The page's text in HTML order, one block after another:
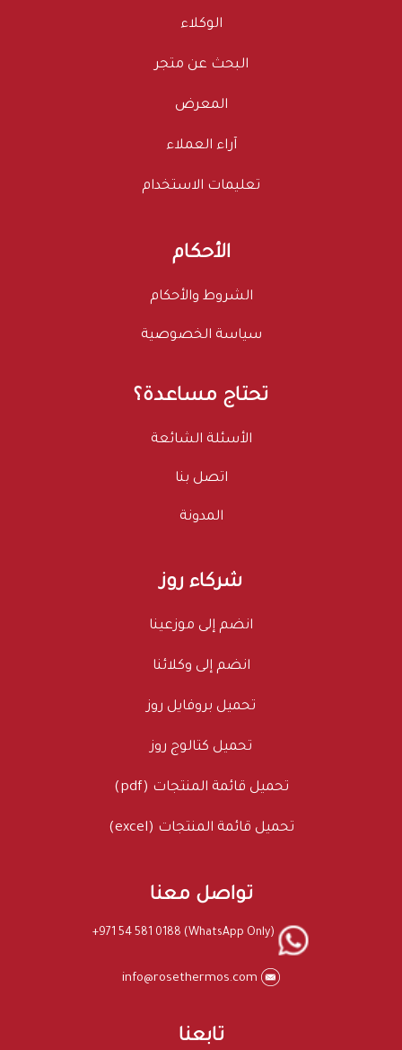
الوكلاء
البحث عن متجر
المعرض
آراء العملاء
تعليمات الاستخدام
الأحكام
الشروط والأحكام
سياسة الخصوصية
تحتاج مساعدة؟
الأسئلة الشائعة
اتصل بنا
المدونة
شركاء روز
انضم إلى موزعينا
انضم إلى وكلائنا
تحميل بروفايل روز
تحميل كتالوج روز
تحميل قائمة المنتجات (pdf)
تحميل قائمة المنتجات (excel)
تواصل معنا
+971 54 581 0188 (WhatsApp Only)
تابعنا